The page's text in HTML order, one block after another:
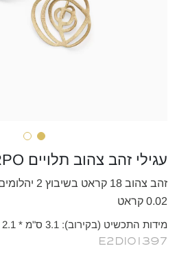
עגילי זהב צהוב תלויים GRUPO CORPO
זהב צהוב 18
0.02 קראט
מידות התכשיט (בקירוב): 3.1 ס"מ * 2.1 ס"מ
E2DI01397